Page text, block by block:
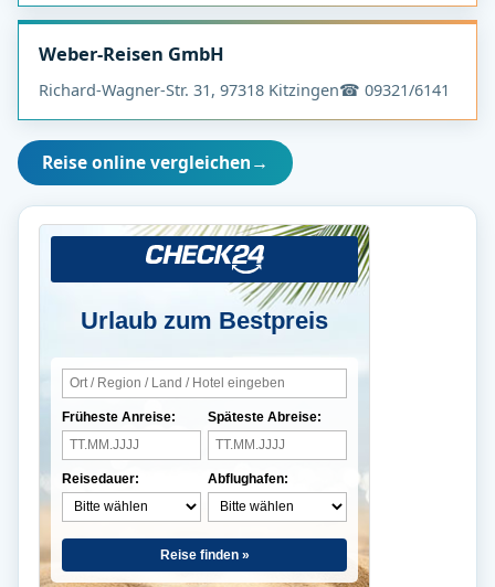
Weber-Reisen GmbH
Richard-Wagner-Str. 31, 97318 Kitzingen☎ 09321/6141
Reise online vergleichen→
Urlaub zum Bestpreis
Früheste Anreise:
Reisedauer:
Späteste Abreise:
Abflughafen:
Reise finden »